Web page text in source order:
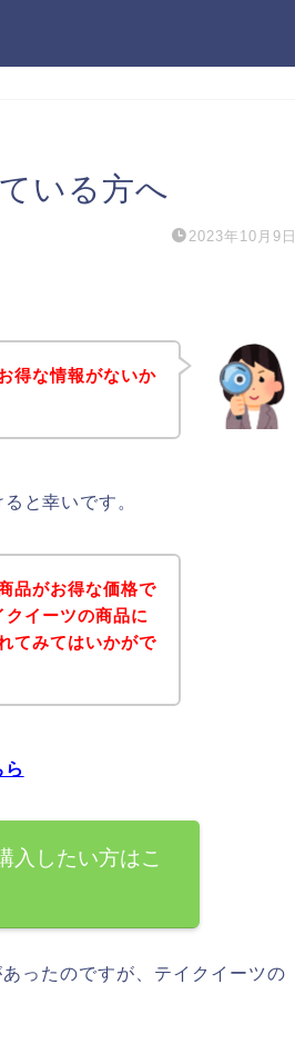
いる方へ
2023年10月9日
得な情報がないか
と幸いです。
品がお得な価格で
イーツの商品に
てみてはいかがで
入したい方はこ
ったのですが、テイクイーツの